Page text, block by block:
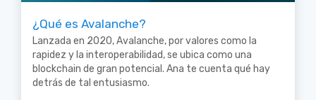
¿Qué es Avalanche?
Lanzada en 2020, Avalanche, por valores como la
rapidez y la interoperabilidad, se ubica como una
blockchain de gran potencial. Ana te cuenta qué hay
detrás de tal entusiasmo.